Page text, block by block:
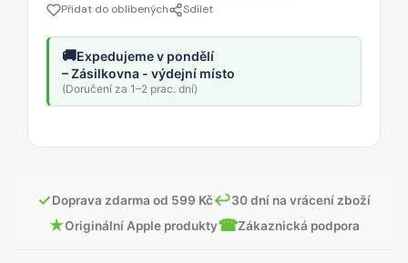
Přidat do oblíbených Sdílet
🚚Expedujeme v pondělí
– Zásilkovna - výdejní místo
(Doručení za 1–2 prac. dní)
✓Doprava zdarma od 599 Kč↩30 dní na vrácení zboží
★Originální Apple produkty☎Zákaznická podpora